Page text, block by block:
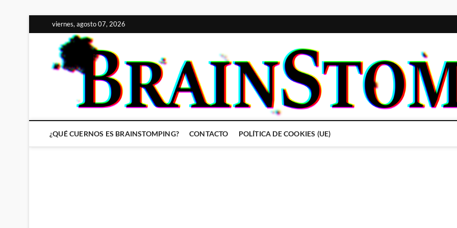
al
contenido
viernes, agosto 07, 2026
¿QUÉ CUERNOS ES BRAINSTOMPING? CONTACTO POLÍTICA DE COOKIES (UE)